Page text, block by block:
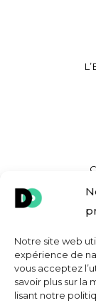
Notre site web
expérience de
vous acceptez
savoir plus sur la
lisant notre